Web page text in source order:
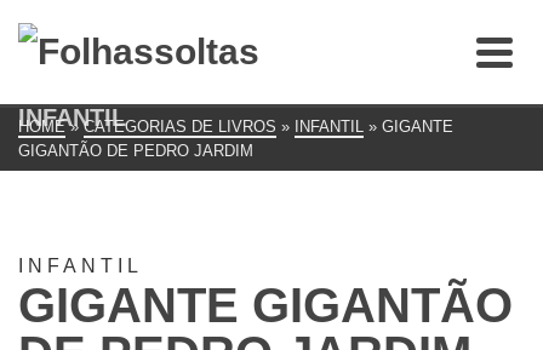
INFANTIL
HOME » CATEGORIAS DE LIVROS » INFANTIL » GIGANTE
GIGANTÃO DE PEDRO JARDIM
INFANTIL
GIGANTE GIGANTÃO